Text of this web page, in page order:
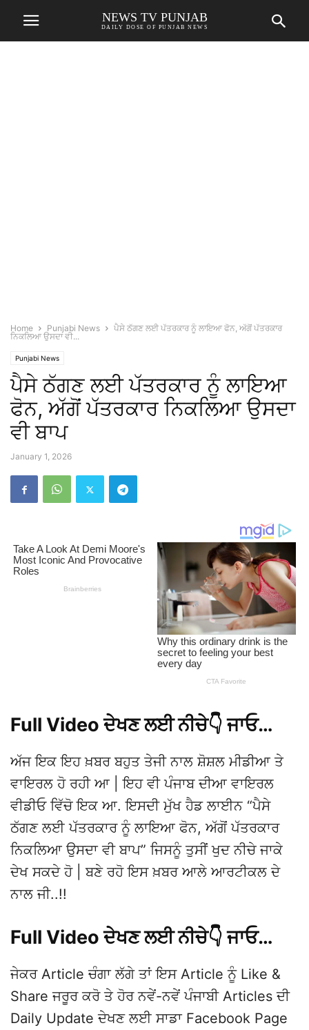
NEWS TV PUNJAB
DAILY DOSE OF PUNJAB NEWS
Home Punjabi News
ਪੈਸੇ ਠੱਗਣ ਲਈ ਪੱਤਰਕਾਰ ਨੂੰ ਲਾਇਆ ਫੋਨ, ਅੱਗੋਂ ਪੱਤਰਕਾਰ
ਨਿਕਲਿਆ ਉਸਦਾ ਵੀ...
Punjabi News
ਪੈਸੇ ਠੱਗਣ ਲਈ ਪੱਤਰਕਾਰ ਨੂੰ ਲਾਇਆ
ਫੋਨ, ਅੱਗੋਂ ਪੱਤਰਕਾਰ ਨਿਕਲਿਆ ਉਸਦਾ
ਵੀ ਬਾਪ
January 1, 2026
Full Video ਦੇਖਣ ਲਈ ਨੀਚੇ👇 ਜਾਓ…
ਅੱਜ ਇਕ ਇਹ ਖ਼ਬਰ ਬਹੁਤ ਤੇਜੀ ਨਾਲ ਸ਼ੋਸ਼ਲ ਮੀਡੀਆ ਤੇ
ਵਾਇਰਲ ਹੋ ਰਹੀ ਆ | ਇਹ ਵੀ ਪੰਜਾਬ ਦੀਆ ਵਾਇਰਲ
ਵੀਡੀਓ ਵਿੱਚੋ ਇਕ ਆ. ਇਸਦੀ ਮੁੱਖ ਹੈਡ ਲਾਈਨ “ਪੈਸੇ
ਠੱਗਣ ਲਈ ਪੱਤਰਕਾਰ ਨੂੰ ਲਾਇਆ ਫੋਨ, ਅੱਗੋਂ ਪੱਤਰਕਾਰ
ਨਿਕਲਿਆ ਉਸਦਾ ਵੀ ਬਾਪ” ਜਿਸਨੂੰ ਤੁਸੀਂ ਖੁਦ ਨੀਚੇ ਜਾਕੇ
ਦੇਖ ਸਕਦੇ ਹੋ | ਬਣੇ ਰਹੋ ਇਸ ਖ਼ਬਰ ਆਲੇ ਆਰਟੀਕਲ ਦੇ
ਨਾਲ ਜੀ..!!
Full Video ਦੇਖਣ ਲਈ ਨੀਚੇ👇 ਜਾਓ…
ਜੇਕਰ Article ਚੰਗਾ ਲੱਗੇ ਤਾਂ ਇਸ Article ਨੂੰ Like &
Share ਜਰੂਰ ਕਰੋ ਤੇ ਹੋਰ ਨਵੇਂ-ਨਵੇਂ ਪੰਜਾਬੀ Articles ਦੀ
Daily Update ਦੇਖਣ ਲਈ ਸਾਡਾ Facebook Page